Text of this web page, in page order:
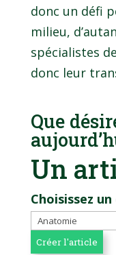
donc un défi
milieu,
spécialistes
donc leur
Que
Un
Choisissez